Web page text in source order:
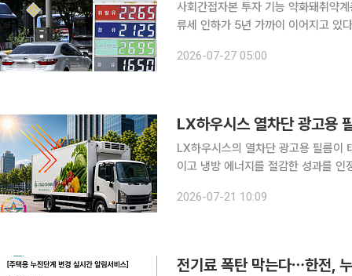
사회간접자본 투자 기능 약화돼취약계층 직접지원 등 검토
류세 인하가 5년 가까이 이어지고 있
2026-07-27 05:00
LX하우시스 열차단 광고용
LX하우시스의 열차단 광고용 필름이
이고 냉방 에너지를 절감한 성과를 인정받았다. LX하우시스는 자사의 ‘열차단
과 지붕 유리창 등에 부착해 태양광을
2026-07-21 10:09
전기료 폭탄 막는다⋯한전,